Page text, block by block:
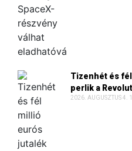
Tizenhét és
perlik a
2026. AUGUSZTUS 4.